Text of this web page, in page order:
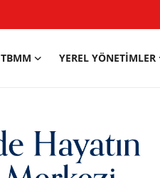
TBMM YEREL YÖNETIMLER